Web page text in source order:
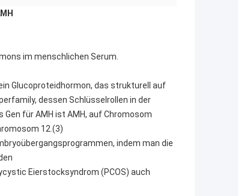
im menschlichen Serum.
Glucoproteidhormon, das strukturell auf
dessen Schlüsselrollen in der
für AMH ist AMH, auf Chromosom
12.(3)
indem man die
Eierstocksyndrom (PCOS) auch